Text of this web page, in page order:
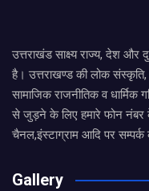
उत्तराखंड साक्ष्य राज्य, देश और
है। उत्तराखण्ड की लोक
सामाजिक राजनीतिक व धार्मिक
से जुड़ने के लिए हमारे फोन
चैनल,इंस्टाग्राम आदि पर
Gallery